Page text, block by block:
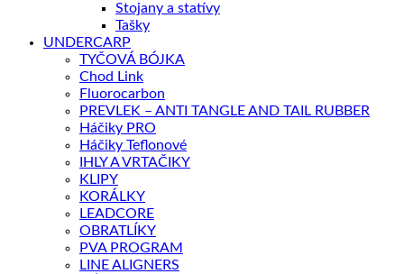
Stojany a statívy
Tašky
UNDERCARP
TYČOVÁ BÓJKA
Chod Link
Fluorocarbon
PREVLEK – ANTI TANGLE AND TAIL RUBBER
Háčiky PRO
Háčiky Teflonové
IHLY A VRTAČIKY
KLIPY
KORÁLKY
LEADCORE
OBRATLÍKY
PVA PROGRAM
LINE ALIGNERS